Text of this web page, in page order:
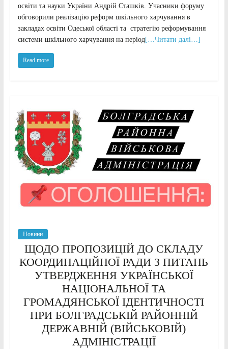
освіти та науки України Андрій Сташків. Учасники форуму
обговорили реалізацію реформ шкільного харчування в
закладах освіти Одеської області та стратегію реформування
системи шкільного харчування на період[…Читати далі…]
Read more
Новини
ЩОДО ПРОПОЗИЦІЙ ДО СКЛАДУ
КООРДИНАЦІЙНОЇ РАДИ З ПИТАНЬ
УТВЕРДЖЕННЯ УКРАЇНСЬКОЇ
НАЦІОНАЛЬНОЇ ТА
ГРОМАДЯНСЬКОЇ ІДЕНТИЧНОСТІ
ПРИ БОЛГРАДСЬКІЙ РАЙОННІЙ
ДЕРЖАВНІЙ (ВІЙСЬКОВІЙ)
АДМІНІСТРАЦІЇ